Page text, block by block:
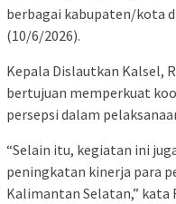
berbagai kabupaten/kota
(10/6/2026).
Kepala Dislautkan Kalsel,
bertujuan memperkuat
persepsi dalam
“Selain itu, kegiatan ini
peningkatan kinerja para
Kalimantan Selatan,” kata